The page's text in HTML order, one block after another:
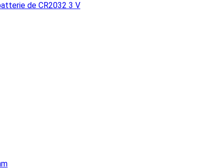
de CR2032 3 V